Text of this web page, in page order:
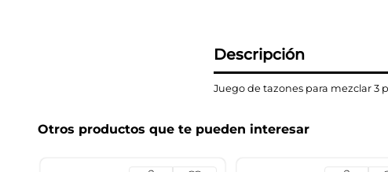
Descripción
Juego de tazones para mezclar 3
Otros productos que te pueden interesar